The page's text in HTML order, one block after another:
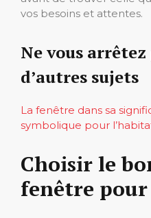
vos besoins et attentes.
Ne vous
d’autres sujets
La fenêtre dans sa
symbolique pour
Choisir le
fenêtre